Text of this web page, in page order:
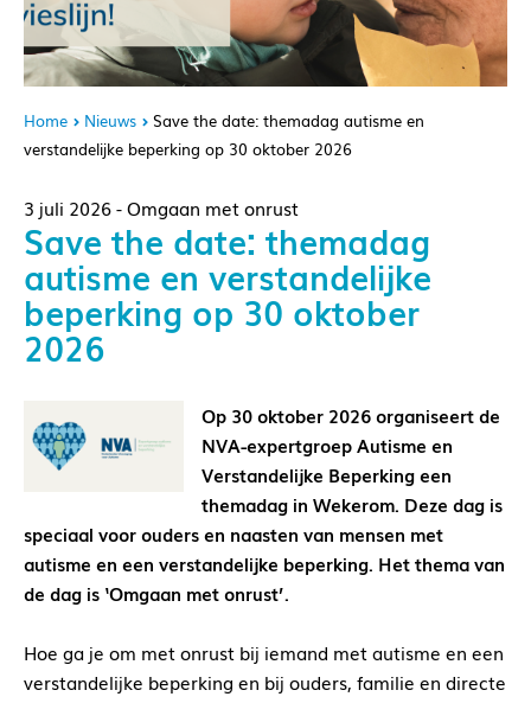
Home Nieuws
Save the date: themadag autisme en
verstandelijke beperking op 30 oktober 2026
3 juli 2026 - Omgaan met onrust
Save the date: themadag
autisme en verstandelijke
beperking op 30 oktober
2026
Op 30 oktober 2026 organiseert de
NVA-expertgroep Autisme en
Verstandelijke Beperking een
themadag in Wekerom. Deze dag is
speciaal voor ouders en naasten van mensen met
autisme en een verstandelijke beperking. Het thema van
de dag is ‘Omgaan met onrust’.
Hoe ga je om met onrust bij iemand met autisme en een
verstandelijke beperking en bij ouders, familie en directe